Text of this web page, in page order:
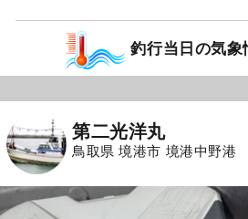
釣行当日の気象
第二光洋丸
鳥取県 境港市 境港中野港